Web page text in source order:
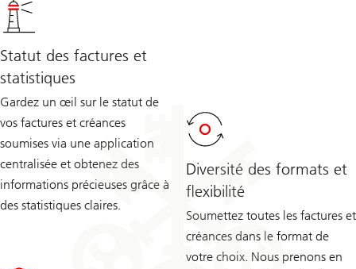
Statut des factures et
statistiques
Gardez un œil sur le statut de
vos factures et créances
soumises via une application
centralisée et obtenez des
informations précieuses grâce à
des statistiques claires.
Diversité des formats et
flexibilité
Soumettez toutes les factures et
créances dans le format de
votre choix. Nous prenons en